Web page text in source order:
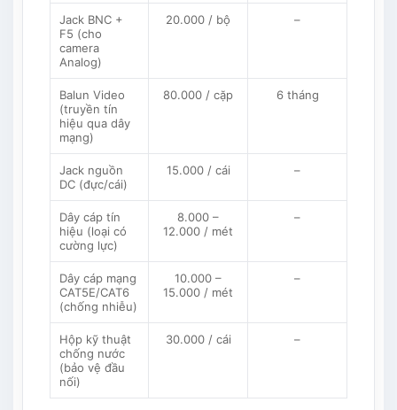
Jack BNC +
F5 (cho
camera
Analog)
20.000 / bộ –
Balun Video
(truyền tín
hiệu qua dây
mạng)
80.000 / cặp 6 tháng
Jack nguồn
DC (đực/cái)
15.000 / cái –
Dây cáp tín
hiệu (loại có
cường lực)
8.000 –
12.000 / mét
–
Dây cáp mạng
CAT5E/CAT6
(chống nhiễu)
10.000 –
15.000 / mét
–
Hộp kỹ thuật
chống nước
(bảo vệ đầu
nối)
30.000 / cái –